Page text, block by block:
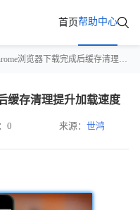
首页帮助中心
浏览器下载完成后缓存清理提升加载速度
缓存清理提升加载速度
0 来源：世鸿